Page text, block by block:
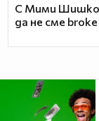
С Мими
да не сме